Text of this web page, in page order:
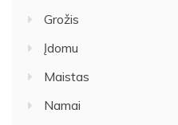
Grožis
Įdomu
Maistas
Namai